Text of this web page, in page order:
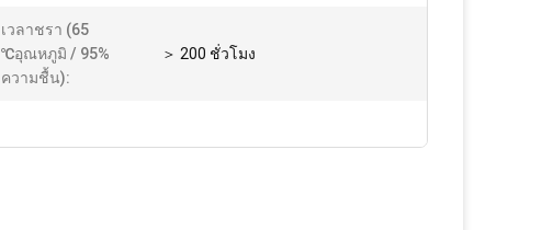
เวลาชรา (65
℃อุณหภูมิ / 95%
ความชื้น):
＞ 200 ชั่วโมง